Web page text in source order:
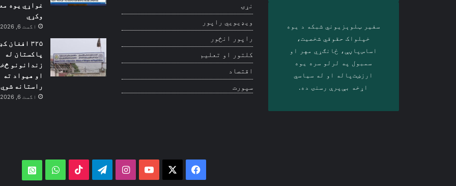
سفیر ټلوېزیوني شبکه د‎ یوه
خپلواک حقوقي شخصیت،
اساس‌پاڼې، ځانګړي مهر او
سمبول په لرلو سره ‎یوه
ارزښت‌پاله او ‎له سیاسي
اړخه بې‌پرې رسنۍ ده.
نړۍ
ویډیويي راپور
راپور انځور
کلتور او تعلیم
اقتصاد
سپورت
غواړي یوه
وکړي
اگست 6, 2026
۳۲۵ افغان
پاکستان له
زندانونو
او هیواد ته
راستانه شوي
اگست 6, 2026
Facebook
YouTube
Instagram
Telegram
TikTok
WhatsApp